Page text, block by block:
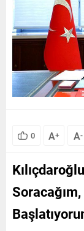
0 A+ A-